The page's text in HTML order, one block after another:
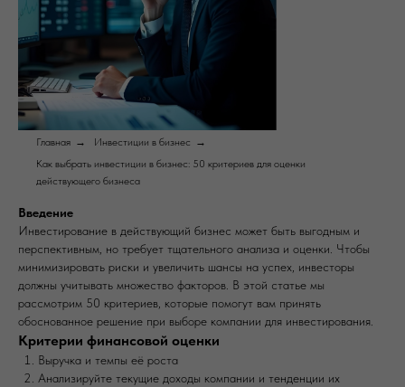
Главная → Инвестиции в бизнес →
Как выбрать инвестиции в бизнес: 50 критериев для оценки
действующего бизнеса
Введение
Инвестирование в действующий бизнес может быть выгодным и
перспективным, но требует тщательного анализа и оценки. Чтобы
минимизировать риски и увеличить шансы на успех, инвесторы
должны учитывать множество факторов. В этой статье мы
рассмотрим 50 критериев, которые помогут вам принять
обоснованное решение при выборе компании для инвестирования.
Критерии финансовой оценки
Выручка и темпы её роста
Анализируйте текущие доходы компании и тенденции их